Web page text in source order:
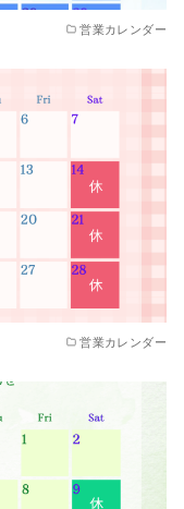
営業カレンダー
営業カレンダー